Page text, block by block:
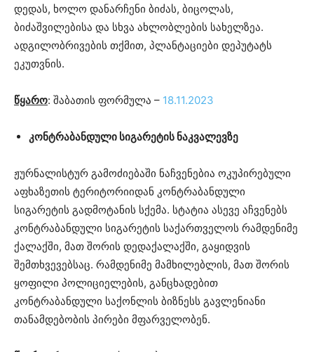
დედას, ხოლო დანარჩენი ბიძას, ბიცოლას,
ბიძაშვილებისა და სხვა ახლობლების სახელზეა.
ადგილობრივების თქმით, პლანტაციები დეპუტატს
ეკუთვნის.
წყარო: შაბათის ფორმულა – 18.11.2023
კონტრაბანდული სიგარეტის ნაკვალევზე
ჟურნალისტურ გამოძიებაში ნაჩვენებია ოკუპირებული
აფხაზეთის ტერიტორიიდან კონტრაბანდული
სიგარეტის გადმოტანის სქემა. სტატია ასევე აჩვენებს
კონტრაბანდული სიგარეტის საქართველოს რამდენიმე
ქალაქში, მათ შორის დედაქალაქში, გაყიდვის
შემთხვევებსაც. რამდენიმე მამხილებლის, მათ შორის
ყოფილი პოლიციელების, განცხადებით
კონტრაბანდული საქონლის ბიზნესს გავლენიანი
თანამდებობის პირები მფარველობენ.